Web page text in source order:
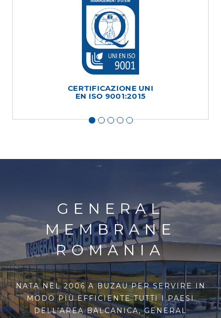
CERTIFICAZIONE UNI
EN ISO 9001:2015
GENERAL
MEMBRANE
ROMANIA
NATA NEL 2006 A BUZAU PER SERVIRE IN
MODO PIÙ EFFICIENTE TUTTI I PAESI
DELL’AREA BALCANICA, GENERAL